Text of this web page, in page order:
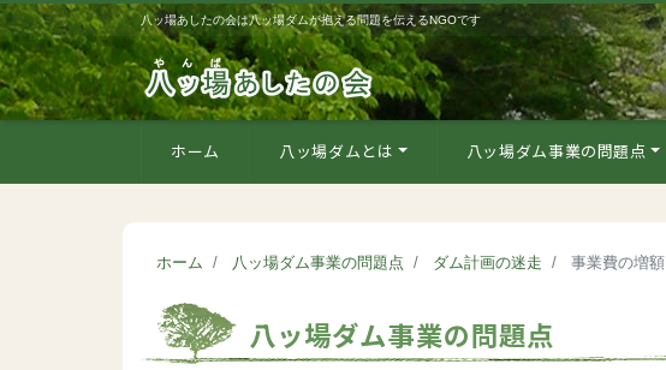
八ッ場あしたの会は八ッ場ダムが抱える問題を伝えるNGOです
ホーム 八ッ場ダムとは 八ッ場ダム事業の問題点
ホーム 八ッ場ダム事業の問題点 ダム計画の迷走 事業費の増額
八ッ場ダム事業の問題点